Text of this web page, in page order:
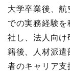
大学卒業後、
での実務経験
社し、法人向
籍後、人材派
者のキャリア